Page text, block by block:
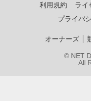
利用規約
ライ
プライバ
オーナーズ｜
© NET
All